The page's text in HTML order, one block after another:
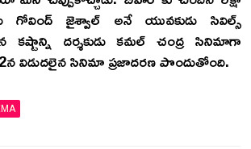
గోవింద్ జైశ్వాల్ అనే యువకుడు సివిల్స్
కష్టాన్ని దర్శకుడు కమల్ చంద్ర సినిమాగా
విడుదలైన సినిమా ప్రజాదరణ పొందుతోంది.